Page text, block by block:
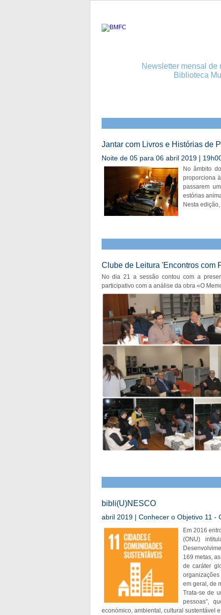
Newsletter mensal
Biblioteca
Jantar com Livros e Histórias de
Noite de 05 para 06 abril 2019 |
No âmbito
proporciona
passarem
estórias
Nesta
Clube de Leitura 'Encontros com
No dia 21 a sessão contou com a
participativo com a análise da obra «O
bibli(U)NESCO
abril 2019 | Conhecer o Objetivo 11 -
Em 2016
(ONU)
169 metas,
de caráter
em geral, de
Trata-se de
pessoas”,
económico, ambiental, cultural sustentável